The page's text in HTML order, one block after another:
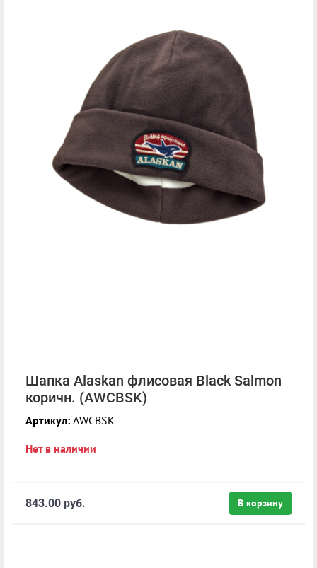
Шапка Alaskan флисовая Black Salmon
коричн. (AWCBSK)
Артикул: AWCBSK
Нет в наличии
В корзину
843.00 руб.